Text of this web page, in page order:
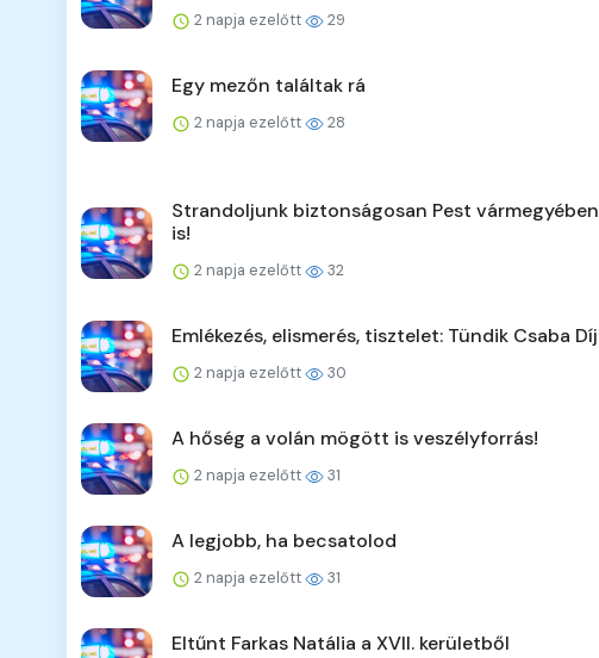
2 napja ezelőtt 29
Egy mezőn találtak rá
2 napja ezelőtt 28
Strandoljunk biztonságosan Pest vármegyében
is!
2 napja ezelőtt 32
Emlékezés, elismerés, tisztelet: Tündik Csaba Díj
2 napja ezelőtt 30
A hőség a volán mögött is veszélyforrás!
2 napja ezelőtt 31
A legjobb, ha becsatolod
2 napja ezelőtt 31
Eltűnt Farkas Natália a XVII. kerületből